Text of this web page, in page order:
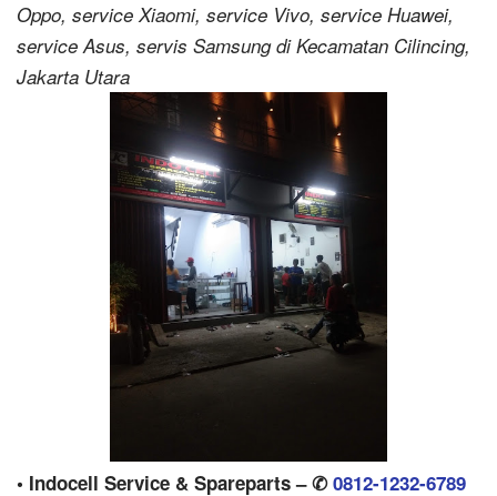
Oppo, service Xiaomi, service Vivo, service Huawei,
service Asus, servis Samsung di Kecamatan Cilincing,
Jakarta Utara
• Indocell Service & Spareparts – ✆0812-1232-6789